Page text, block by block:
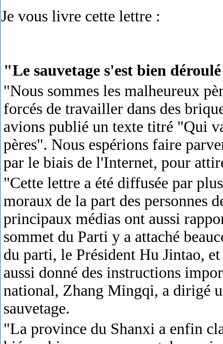
Je vous livre cette lettre :
"Le sauvetage s'est bien
"Nous sommes les malheureux
forcés de travailler dans des
avions publié un texte titré "Qui
pères". Nous espérions faire
par le biais de l'Internet, pour
"Cette lettre a été diffusée par
moraux de la part des personnes
principaux médias ont aussi
sommet du Parti y a attaché
du parti, le Président Hu Jintao,
aussi donné des instructions
national, Zhang Mingqi, a dirigé
sauvetage.
"La province du Shanxi a enfin